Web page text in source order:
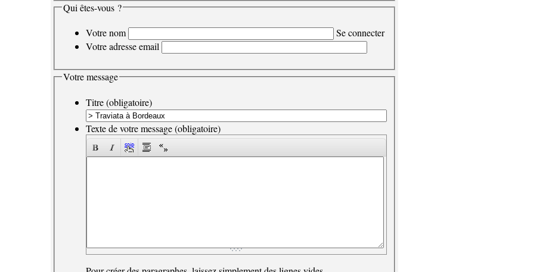
Qui êtes-vous ?
Votre nom
Se connecter
Votre adresse email
Votre message
Titre (obligatoire)
Texte de votre message (obligatoire)